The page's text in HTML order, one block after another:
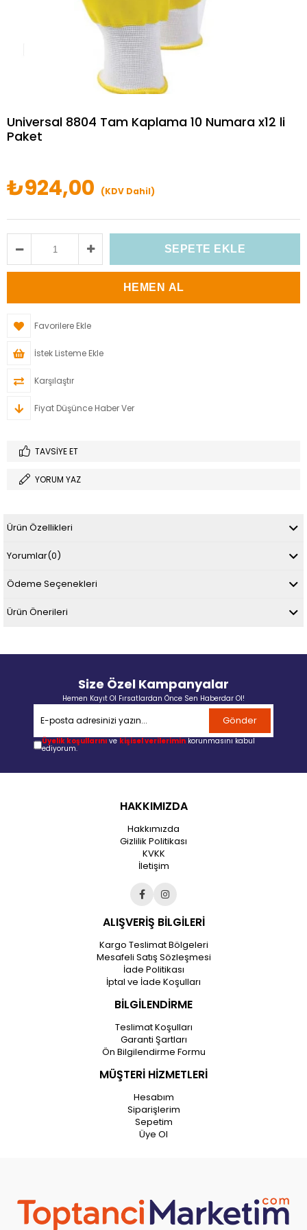
Universal 8804 Tam Kaplama 10 Numara x12 li
Paket
₺924,00 (KDV Dahil)
Favorilere Ekle
İstek Listeme Ekle
Karşılaştır
Fiyat Düşünce Haber Ver
TAVSIYE ET
YORUM YAZ
Ürün Özellikleri
Yorumlar(0)
Ödeme Seçenekleri
Ürün Önerileri
Size Özel Kampanyalar
Hemen Kayıt Ol Fırsatlardan Önce Sen Haberdar Ol!
Gönder
Üyelik koşullarını ve kişisel verilerimin korunmasını kabul
ediyorum.
HAKKIMIZDA
Hakkımızda
Gizlilik Politikası
KVKK
İletişim
ALIŞVERİŞ BİLGİLERİ
Kargo Teslimat Bölgeleri
Mesafeli Satış Sözleşmesi
İade Politikası
İptal ve İade Koşulları
BİLGİLENDİRME
Teslimat Koşulları
Garanti Şartları
Ön Bilgilendirme Formu
MÜŞTERİ HİZMETLERİ
Hesabım
Siparişlerim
Sepetim
Üye Ol